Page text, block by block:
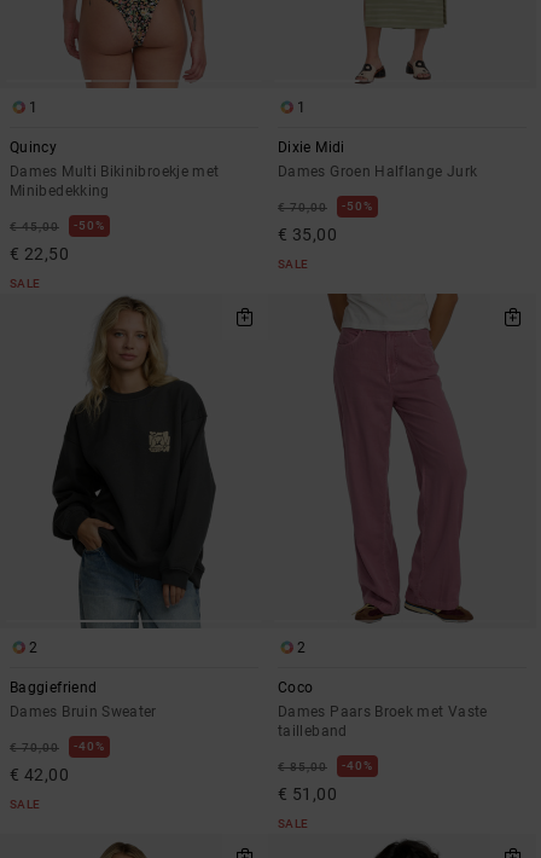
1
Quincy
Dames Multi Bikinibroekje met
Minibedekking
€ 45,00 50%
€ 22,50
SALE
1
Dixie Midi
Dames Groen Halflange Jurk
€ 70,00 50%
€ 35,00
SALE
2
Baggiefriend
Dames Bruin Sweater
€ 70,00 40%
€ 42,00
SALE
2
Coco
Dames Paars Broek met Vaste
tailleband
€ 85,00 40%
€ 51,00
SALE